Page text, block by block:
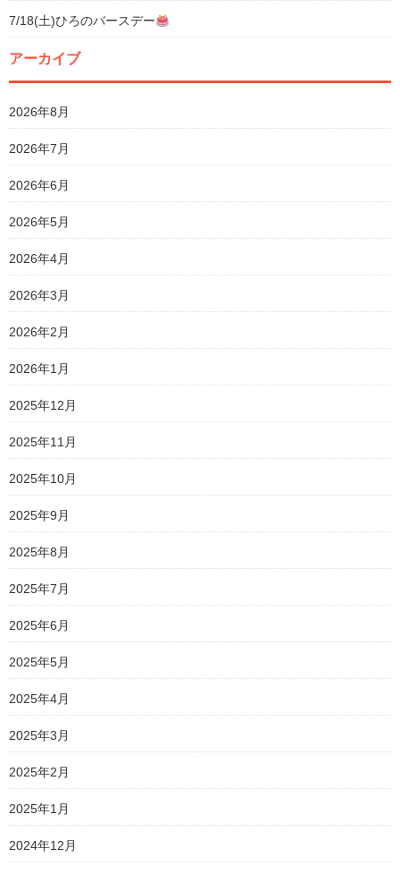
7/18(土)ひろのバースデー
アーカイブ
2026年8月
2026年7月
2026年6月
2026年5月
2026年4月
2026年3月
2026年2月
2026年1月
2025年12月
2025年11月
2025年10月
2025年9月
2025年8月
2025年7月
2025年6月
2025年5月
2025年4月
2025年3月
2025年2月
2025年1月
2024年12月